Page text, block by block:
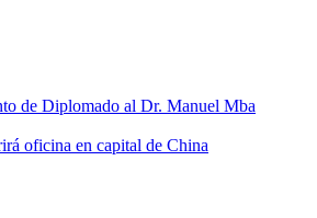
de Diplomado al Dr. Manuel Mba
oficina en capital de China